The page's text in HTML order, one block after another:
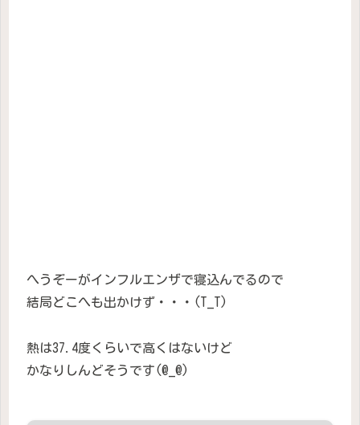
へうぞーがインフルエンザで寝込んでるので
結局どこへも出かけず・・・(T_T)
熱は37.4度くらいで高くはないけど
かなりしんどそうです(@_@)